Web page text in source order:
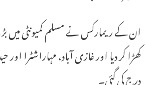
ان کے ریمارکس نے مسلم کمیونٹی میں
کھڑا کر دیا اور غازی آباد، مہاراشٹرا اور
درج کی گئی۔